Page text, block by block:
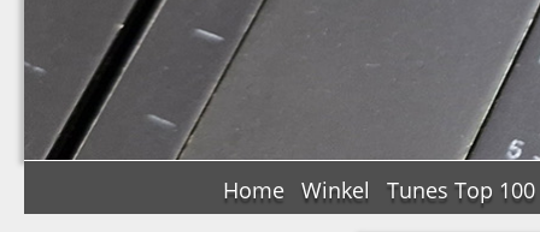
Home Winkel Tunes Top 100